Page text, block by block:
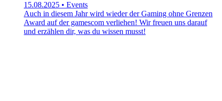
15.08.2025 • Events
Auch in diesem Jahr wird wieder der Gaming ohne Grenzen
Award auf der gamescom verliehen! Wir freuen uns darauf
und erzählen dir, was du wissen musst!